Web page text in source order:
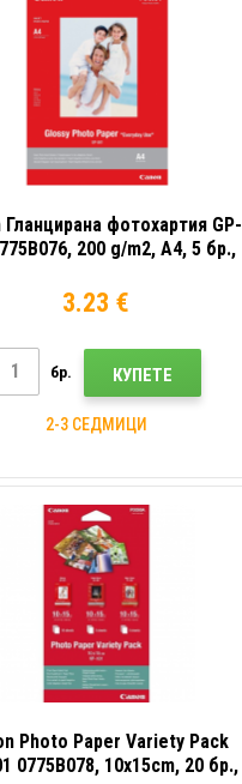
Гланцирана фотохартия GP-
200 g/m2, A4, 5 бр.,
3.23 €
бр. КУПЕТЕ
2-3 СЕДМИЦИ
Photo Paper Variety Pack
0775B078, 10x15cm, 20 бр.,